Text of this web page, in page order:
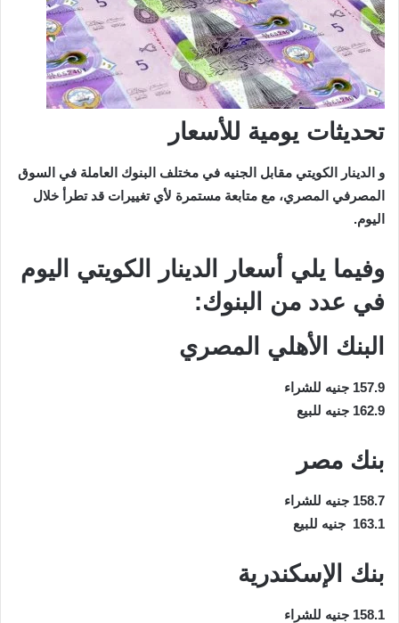
تحديثات يومية للأسعار
و الدينار الكويتي مقابل الجنيه في مختلف البنوك العاملة في السوق
المصرفي المصري، مع متابعة مستمرة لأي تغييرات قد تطرأ خلال
اليوم.
وفيما يلي أسعار الدينار الكويتي اليوم
في عدد من البنوك:
البنك الأهلي المصري
157.9 جنيه للشراء
162.9 جنيه للبيع
بنك مصر
158.7 جنيه للشراء
163.1 جنيه للبيع
بنك الإسكندرية
158.1 جنيه للشراء